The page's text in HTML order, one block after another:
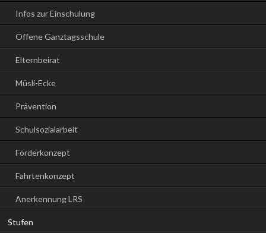
Infos zur Einschulung
Offene Ganztagsschule
Elternbeirat
Müsli-Ecke
Prävention
Schulsozialarbeit
Förderkonzept
Fahrtenkonzept
Anerkennung LRS
Stufen